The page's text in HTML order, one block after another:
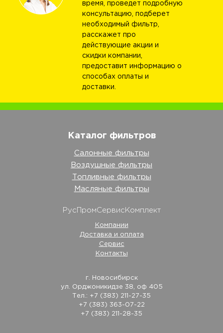
время, проведет подробную
консультацию, подберет
необходимый фильтр,
расскажет про
действующие акции и
скидки компании,
предоставит информацию о
способах оплаты и
доставки.
Каталог фильтров
Салонные фильтры
Воздушные фильтры
Топливные фильтры
Масляные фильтры
РусПромСервисКомплект
Компании
Доставка и оплата
Сервис
Контакты
г. Новосибирск
ул. Орджоникидзе 38, оф 405
Тел.: +7 (383) 211-27-35
+7 (383) 363-07-22
+7 (383) 211-28-35